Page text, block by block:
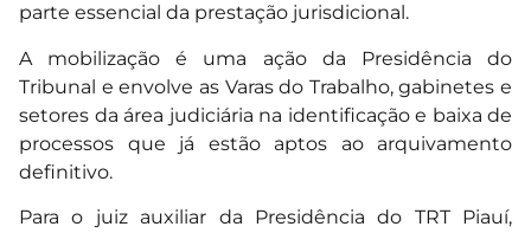
parte essencial da prestação jurisdicional.
A mobilização é uma ação da Presidência do
Tribunal e envolve as Varas do Trabalho, gabinetes e
setores da área judiciária na identificação e baixa de
processos que já estão aptos ao arquivamento
definitivo.
Para o juiz auxiliar da Presidência do TRT Piauí,